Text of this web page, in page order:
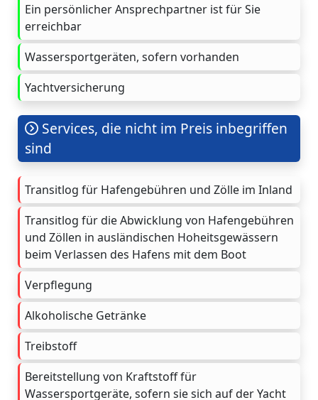
Ein persönlicher Ansprechpartner ist für Sie
erreichbar
Wassersportgeräten, sofern vorhanden
Yachtversicherung
Services, die nicht im Preis inbegriffen
sind
Transitlog für Hafengebühren und Zölle im Inland
Transitlog für die Abwicklung von Hafengebühren
und Zöllen in ausländischen Hoheitsgewässern
beim Verlassen des Hafens mit dem Boot
Verpflegung
Alkoholische Getränke
Treibstoff
Bereitstellung von Kraftstoff für
Wassersportgeräte, sofern sie sich auf der Yacht